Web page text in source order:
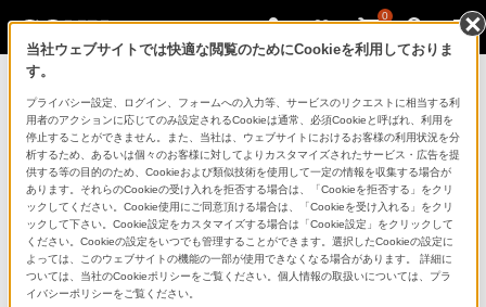
0
製品を安全に、安心してご使用いただ
くために
日常の清掃・点検が大切です。安全のため取扱説明書を
よく読みましょう。
製品に関する重要なお知らせ
当社ウェブサイトでは快適な閲覧のためにCookieを利用しておりま
す。
プライバシー設定、ログイン、フォームへの入力等、サービスのリクエストに相当する利
用者のアクションに応じてのみ設定されるCookieは通常、必須Cookieと呼ばれ、利用を
停止することができません。また、当社は、ウェブサイトにおけるお客様の利用状況を分
析するため、あるいは個々のお客様に対してよりカスタマイズされたサービス・広告を提
供する等の目的のため、Cookieおよび類似技術を使用して一定の情報を収集する場合が
あります。それらのCookieの受け入れを拒否する場合は、「Cookieを拒否する」をクリ
ックしてください。Cookie使用にご同意頂ける場合は、「Cookieを受け入れる」をクリ
ックして下さい。Cookie設定をカスタマイズする場合は「Cookie設定」をクリックして
ください。Cookieの設定をいつでも管理することができます。選択したCookieの設定に
よっては、このウェブサイトの機能の一部が使用できなくなる場合があります。 詳細に
ついては、当社のCookieポリシーをご覧ください。個人情報の取扱いについては、プラ
イバシーポリシーをご覧ください。